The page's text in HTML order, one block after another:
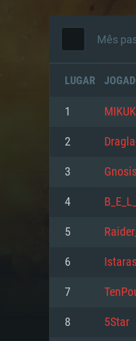
Mês
LUGAR
1
2
3
4
5
6 Istaras
7
8 5Star